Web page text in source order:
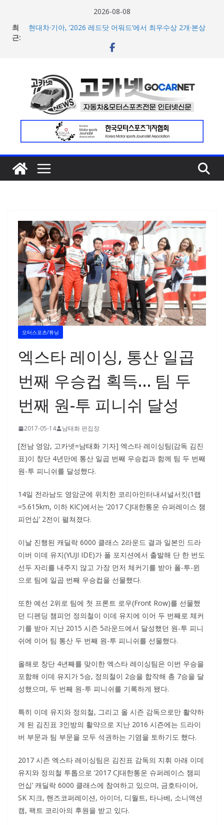
2026-08-08
최
근:
현대차·기아, ‘2026 레드닷 어워드’에서 최우수상 2개·본상
[신차] BMW, 8월 온라인 한정 에디션 3종 출시… 11일
이션 엔진’ 공개
벤틀리서울, 광주 신세계백화점에서 호남지역 최초 브랜드
팝업 오픈
BMW 레이디스 챔피언십 2026, 다양한 티켓 패키지 선보이
며 본격 대회 준비 돌입
모터스포츠/튜닝
엑스타 레이싱, 통산 일곱
번째 우승컵 획득… 팀 두
번째 원-투 피니쉬 달성
2017-05-14 남태화 편집장
[전남 영암, 고카넷=남태화 기자] 엑스타 레이싱팀(감독 김진
표)이 창단 4년만에 통산 일곱 번째 우승컵과 함께 팀 두 번째
원-투 피니쉬를 달성했다.
14일 전라남도 영암군에 위치한 코리아인터내셔널서킷(1랩
=5.615km, 이하 KIC)에서는 ‘2017 CJ대한통운 슈퍼레이스 챔
피언십’ 2전이 펼쳐졌다.
이날 진행된 캐딜락 6000 클래스 2라운드 결과 일본인 드라
이버 이데 유지(YUJI IDE)가 폴 포지션에서 출발해 단 한 번도
선두 자리를 내주지 않고 가장 먼저 체커기를 받아 폴-투-윈
으로 팀에 일곱 번째 우승컵을 선물했다.
또한 예선 2위로 팀에 첫 프론트 로우(Front Row)를 선물했
던 디펜딩 챔피언 정의철이 이데 유지에 이어 두 번째로 체커
기를 받아 지난 2015 시즌 5라운드에서 달성했던 원-투 피니
쉬에 이어 팀 통산 두 번째 원-투 피니쉬를 선물했다.
올해로 창단 4년째를 맞이한 엑스타 레이싱팀은 이번 우승을
포함해 이데 유지가 5승, 정의철이 2승을 합작해 총 7승을 달
성했으며, 두 번째 원-투 피니쉬를 기록하게 됐다.
특히 이데 유지와 정의철, 그리고 올 시즌 감독으로만 활약하
게 된 김진표 3인방의 활약으로 지난 2016 시즌에는 드라이
버 부문과 팀 부문을 모두 석권하는 기염을 토하기도 했다.
2017 시즌 엑스타 레이싱팀은 김진표 감독의 지휘 아래 이데
유지와 정의철 투톱으로 ‘2017 CJ대한통운 슈퍼레이스 챔피
언십’ 캐딜락 6000 클래스에 참여하고 있으며, 금호타이어,
SK 지크, 핸즈코퍼레이션, 아이더, 디월트, 타나베, 소니액션
캠, 팩트 코리아의 후원을 받고 있다.